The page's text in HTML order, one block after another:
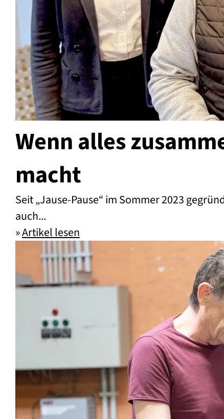
Wenn alles
macht
Seit „Jause-Pause“ im Sommer 2023
auch...
»Artikel lesen